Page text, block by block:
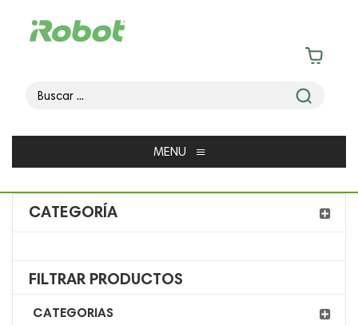
MENU ≡
CATEGORÍA
FILTRAR PRODUCTOS
CATEGORIAS